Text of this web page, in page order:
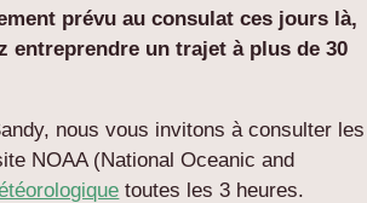
prévu au consulat ces jours là,
entreprendre un trajet à plus de 30
nous vous invitons à consulter les
NOAA (National Oceanic and
toutes les 3 heures.